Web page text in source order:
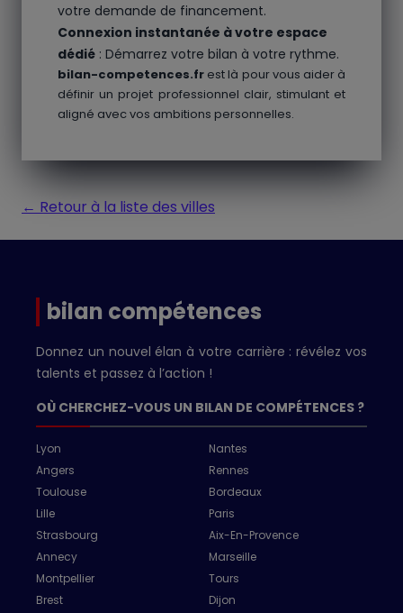
votre demande de financement.
Connexion instantanée à votre espace
dédié : Démarrez votre bilan à votre rythme.
bilan-competences.fr est là pour vous aider à
définir un projet professionnel clair, stimulant et
aligné avec vos ambitions personnelles.
← Retour à la liste des villes
bilan compétences
Donnez un nouvel élan à votre carrière : révélez vos
talents et passez à l’action !
OÙ CHERCHEZ-VOUS UN BILAN DE COMPÉTENCES ?
Lyon
Nantes
Angers
Rennes
Toulouse
Bordeaux
Lille
Paris
Strasbourg
Aix-En-Provence
Annecy
Marseille
Montpellier
Tours
Brest
Dijon